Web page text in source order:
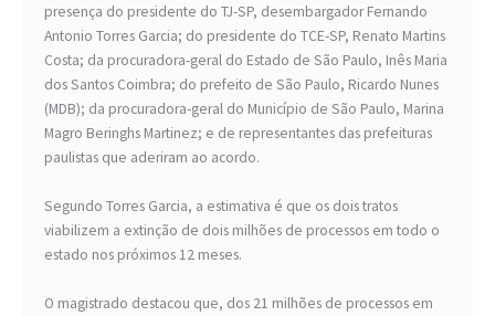
presença do presidente do TJ-SP, desembargador Fernando
Antonio Torres Garcia; do presidente do TCE-SP, Renato Martins
Costa; da procuradora-geral do Estado de São Paulo, Inês Maria
dos Santos Coimbra; do prefeito de São Paulo, Ricardo Nunes
(MDB); da procuradora-geral do Município de São Paulo, Marina
Magro Beringhs Martinez; e de representantes das prefeituras
paulistas que aderiram ao acordo.
Segundo Torres Garcia, a estimativa é que os dois tratos
viabilizem a extinção de dois milhões de processos em todo o
estado nos próximos 12 meses.
O magistrado destacou que, dos 21 milhões de processos em